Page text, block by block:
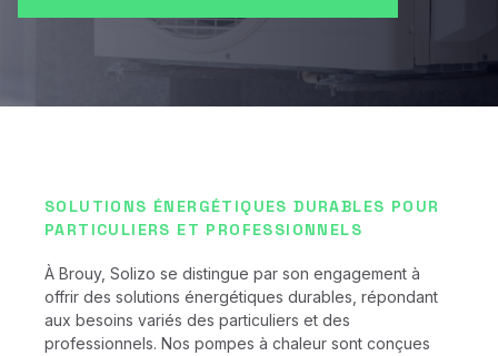
SOLUTIONS ÉNERGÉTIQUES DURABLES POUR
PARTICULIERS ET PROFESSIONNELS
À Brouy, Solizo se distingue par son engagement à
offrir des solutions énergétiques durables, répondant
aux besoins variés des particuliers et des
professionnels. Nos pompes à chaleur sont conçues